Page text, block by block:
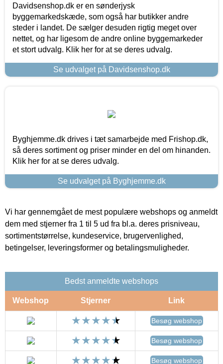
Davidsenshop.dk er en sønderjysk
byggemarkedskæde, som også har butikker andre
steder i landet. De sælger desuden rigtig meget over
nettet, og har ligesom de andre online byggemarkeder
et stort udvalg. Klik her for at se deres udvalg.
Se udvalget på Davidsenshop.dk
Byghjemme.dk drives i tæt samarbejde med Frishop.dk,
så deres sortiment og priser minder en del om hinanden.
Klik her for at se deres udvalg.
Se udvalget på Byghjemme.dk
Vi har gennemgået de mest populære webshops og anmeldt
dem med stjerner fra 1 til 5 ud fra bl.a. deres prisniveau,
sortimentstørrelse, kundeservice, brugervenlighed,
betingelser, leveringsformer og betalingsmuligheder.
Bedst anmeldte webshops
Webshop Stjerner Link
Besøg webshop
Besøg webshop
Besøg webshop